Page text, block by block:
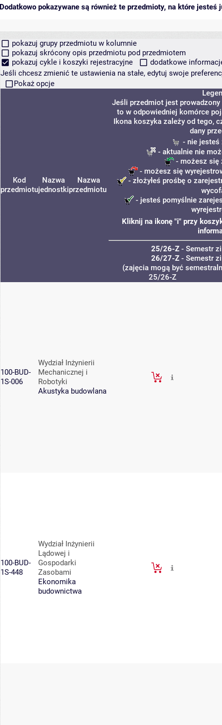
Dodatkowo pokazywane są również te przedmioty, na które jesteś
pokazuj grupy przedmiotu w kolumnie
pokazuj skrócony opis przedmiotu pod przedmiotem
pokazuj cykle i koszyki rejestracyjne
dodatkowe
Jeśli chcesz zmienić te ustawienia na stałe, edytuj swoje
Pokaż opcje
Kod
przedmiotu
Nazwa
jednostki
Nazwa
przedmiotu
Jeśli przedmiot jest prowadzony
to w odpowiedniej komórce
Ikona koszyka zależy od tego,
dany
- nie jesteś
- aktualnie nie
- możesz się
- możesz się
- złożyłeś prośbę o
- jesteś pomyślnie
Kliknij na ikonę "i" przy
25/26-Z- Semestr
26/27-Z- Semestr
(zajęcia mogą być
25/26-Z
100-BUD-
1S-006
Wydział Inżynierii
Mechanicznej i
Robotyki
Akustyka budowlana
100-BUD-
1S-448
Wydział Inżynierii
Lądowej i
Gospodarki
Zasobami
Ekonomika
budownictwa